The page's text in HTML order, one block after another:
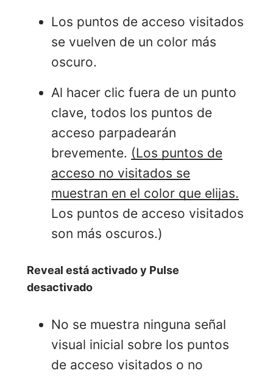
Los puntos de acceso visitados
se vuelven de un color más
oscuro.
Al hacer clic fuera de un punto
clave, todos los puntos de
acceso parpadearán
brevemente. (Los puntos de
acceso no visitados se
muestran en el color que elijas.
Los puntos de acceso visitados
son más oscuros.)
Reveal está activado y Pulse
desactivado
No se muestra ninguna señal
visual inicial sobre los puntos
de acceso visitados o no